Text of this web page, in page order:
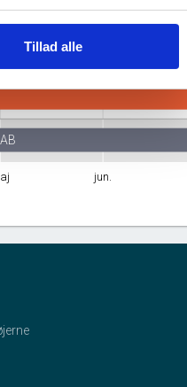
Tillad alle
jun.